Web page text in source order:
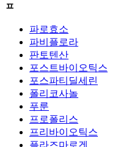
ㅍ
파로효소
파비플로라
판토텐산
포스트바이오틱스
포스파티딜세린
폴리코사놀
푸룬
프로폴리스
프리바이오틱스
플라즈마로겐